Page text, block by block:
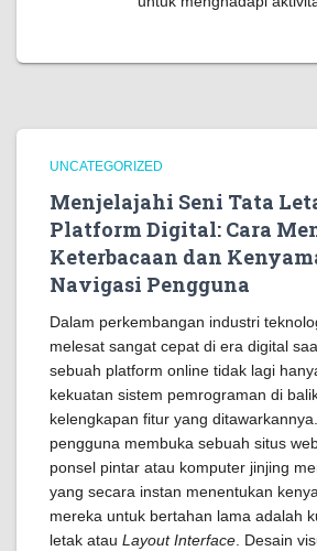
UNCATEGORIZED
Menjelajahi Seni Tata
Platform Digital: Cara
Keterbacaan dan
Navigasi Pengguna
Dalam perkembangan industri
melesat sangat cepat di era digital
sebuah platform online tidak lagi
kekuatan sistem pemrograman di
kelengkapan fitur yang
pengguna membuka sebuah situs
ponsel pintar atau komputer jinjing
yang secara instan menentukan
mereka untuk bertahan lama adalah
letak atau Layout Interface . Desain